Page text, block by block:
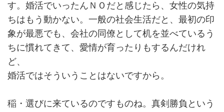
す。婚活でいったんＮＯだと感じたら、女性の気持
ちはもう動かない。一般の社会生活だと、最初の印
象が最悪でも、会社の同僚として机を並べているう
ちに慣れてきて、愛情が育ったりもするんだけれ
ど、
婚活ではそういうことはないですから。
稲・選びに来ているのですものね。真剣勝負という